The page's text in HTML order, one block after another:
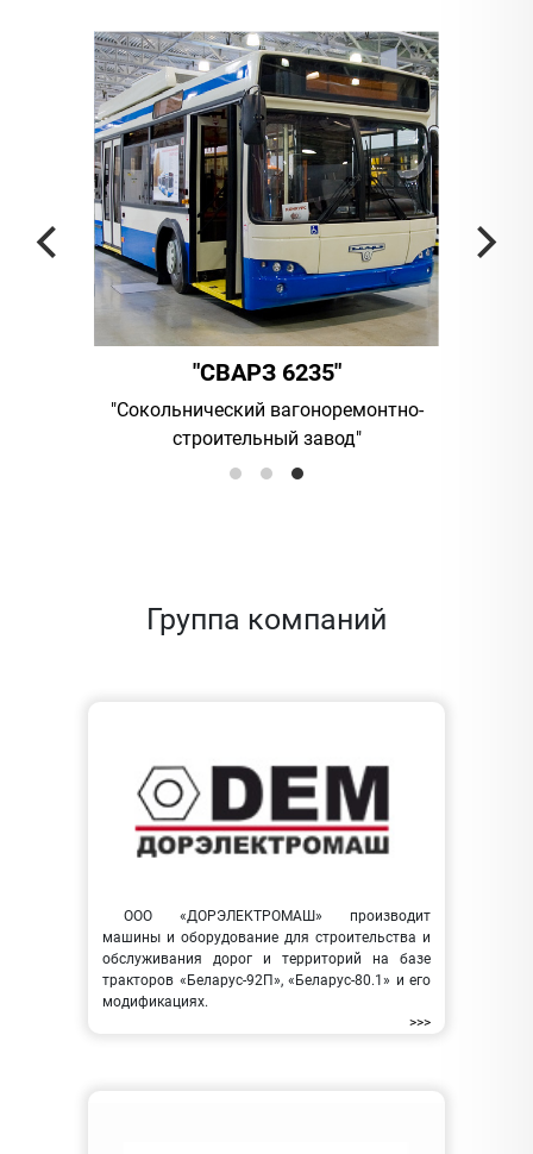
UAB "Vilniaus
"СВАРЗ 6235"
"Сокольнический вагоноремонтно-
строительный завод"
Группа компаний
ООО «ДОРЭЛЕКТРОМАШ» производит
машины и оборудование для строительства и
обслуживания дорог и территорий на базе
тракторов «Беларус-92П», «Беларус-80.1» и его
модификациях.
>>>